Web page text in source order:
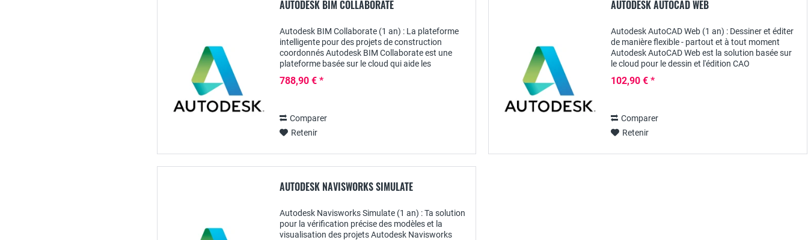
AUTODESK BIM COLLABORATE
Autodesk BIM Collaborate (1 an) : La plateforme
intelligente pour des projets de construction
coordonnés Autodesk BIM Collaborate est une
plateforme basée sur le cloud qui aide les
à...
788,90 € *
Comparer
Retenir
AUTODESK AUTOCAD WEB
Autodesk AutoCAD Web (1 an) : Dessiner et éditer
de manière flexible - partout et à tout moment
Autodesk AutoCAD Web est la solution basée sur
le cloud pour le dessin et l'édition CAO
102,90 € *
Comparer
Retenir
AUTODESK NAVISWORKS SIMULATE
Autodesk Navisworks Simulate (1 an) : Ta solution
pour la vérification précise des modèles et la
visualisation des projets Autodesk Navisworks